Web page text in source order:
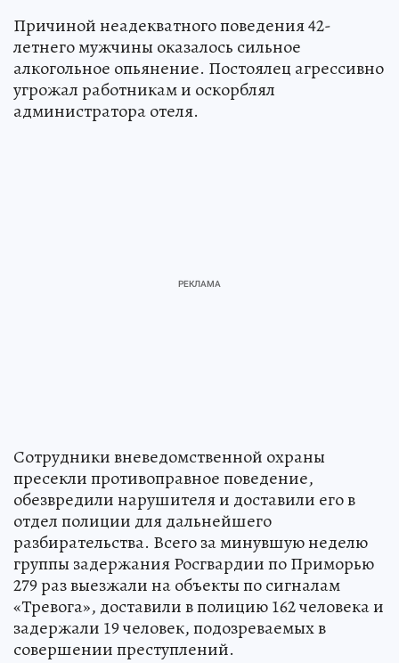
Причиной неадекватного поведения 42-
летнего мужчины оказалось сильное
алкогольное опьянение. Постоялец агрессивно
угрожал работникам и оскорблял
администратора отеля.
Сотрудники вневедомственной охраны
пресекли противоправное поведение,
обезвредили нарушителя и доставили его в
отдел полиции для дальнейшего
разбирательства. Всего за минувшую неделю
группы задержания Росгвардии по Приморью
279 раз выезжали на объекты по сигналам
«Тревога», доставили в полицию 162 человека и
задержали 19 человек, подозреваемых в
совершении преступлений.